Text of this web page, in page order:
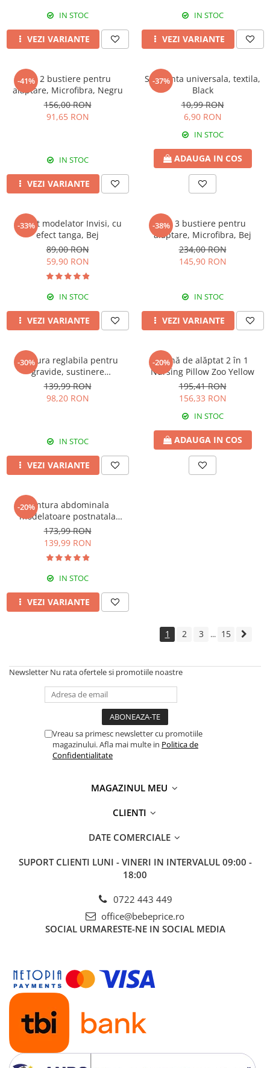
IN STOC
VEZI VARIANTE
IN STOC
VEZI VARIANTE
-41%
Set 2 bustiere pentru
alaptare, Microfibra, Negru
156,00 RON
91,65 RON
IN STOC
VEZI VARIANTE
-37%
Siguranta universala, textila,
Black
10,99 RON
6,90 RON
IN STOC
ADAUGA IN COS
-33%
Colant modelator Invisi, cu
efect tanga, Bej
89,00 RON
59,90 RON
IN STOC
VEZI VARIANTE
-38%
Set 3 bustiere pentru
alaptare, Microfibra, Bej
234,00 RON
145,90 RON
IN STOC
VEZI VARIANTE
-30%
Centura reglabila pentru
gravide, sustinere
abdominala in timpul sarcinii,
White
139,99 RON
98,20 RON
IN STOC
VEZI VARIANTE
-20%
Pernă de alăptat 2 în 1
Nursing Pillow Zoo Yellow
195,41 RON
156,33 RON
IN STOC
ADAUGA IN COS
-20%Centura abdominala
modelatoare postnatala
PREMIUM, prindere velcro,
Black
173,99 RON
139,99 RON
IN STOC
VEZI VARIANTE
1 2 3 ... 15
Newsletter Nu rata ofertele si promotiile noastre
Vreau sa primesc newsletter cu promotiile
magazinului. Afla mai multe in Politica de
Confidentialitate
MAGAZINUL MEU
CLIENTI
DATE COMERCIALE
SUPORT CLIENTI LUNI - VINERI IN INTERVALUL 09:00 -
18:00
0722 443 449
office@bebeprice.ro
SOCIAL URMARESTE-NE IN SOCIAL MEDIA